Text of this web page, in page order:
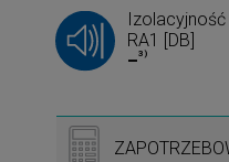
RA1 [DB]
–3)